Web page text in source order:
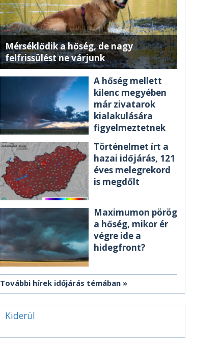
Mérséklődik a hőség, de nagy
felfrissülést ne várjunk
A hőség mellett
kilenc megyében
már zivatarok
kialakulására
figyelmeztetnek
Történelmet írt a
hazai időjárás, 121
éves melegrekord
is megdőlt
Maximumon pörög
a hőség, mikor ér
végre ide a
hidegfront?
További hírek időjárás témában
Kiderül